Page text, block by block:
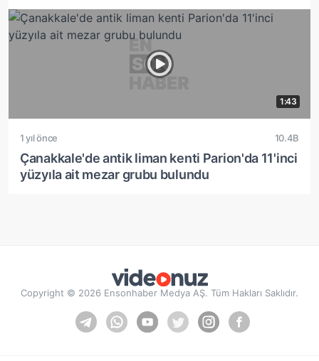
1:43
1 yıl önce 10.4B
Çanakkale'de antik liman kenti Parion'da 11'inci
yüzyıla ait mezar grubu bulundu
Copyright © 2026 Ensonhaber Medya AŞ. Tüm Hakları Saklıdır.